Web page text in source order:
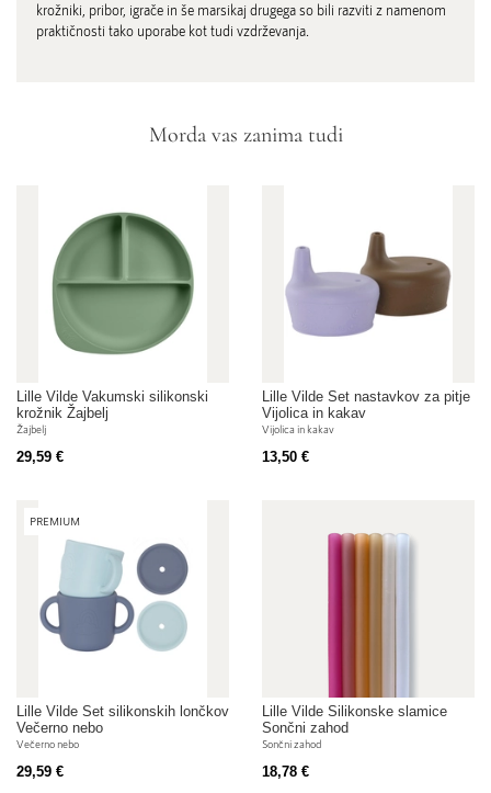
krožniki, pribor, igrače in še marsikaj drugega so bili razviti z namenom
praktičnosti tako uporabe kot tudi vzdrževanja.
Morda vas zanima tudi
Lille Vilde Vakumski silikonski
krožnik Žajbelj
Žajbelj
29,59 €
Lille Vilde Set nastavkov za pitje
Vijolica in kakav
Vijolica in kakav
13,50 €
PREMIUM
Lille Vilde Set silikonskih lončkov
Večerno nebo
Večerno nebo
29,59 €
Lille Vilde Silikonske slamice
Sončni zahod
Sončni zahod
18,78 €